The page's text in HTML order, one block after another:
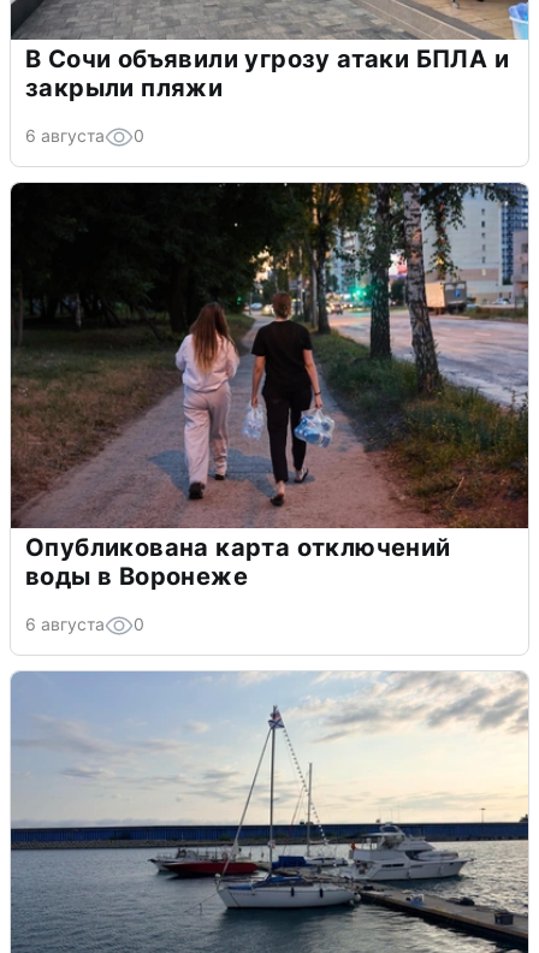
В Сочи объявили угрозу атаки БПЛА и
закрыли пляжи
6 августа 0
Опубликована карта отключений
воды в Воронеже
6 августа 0